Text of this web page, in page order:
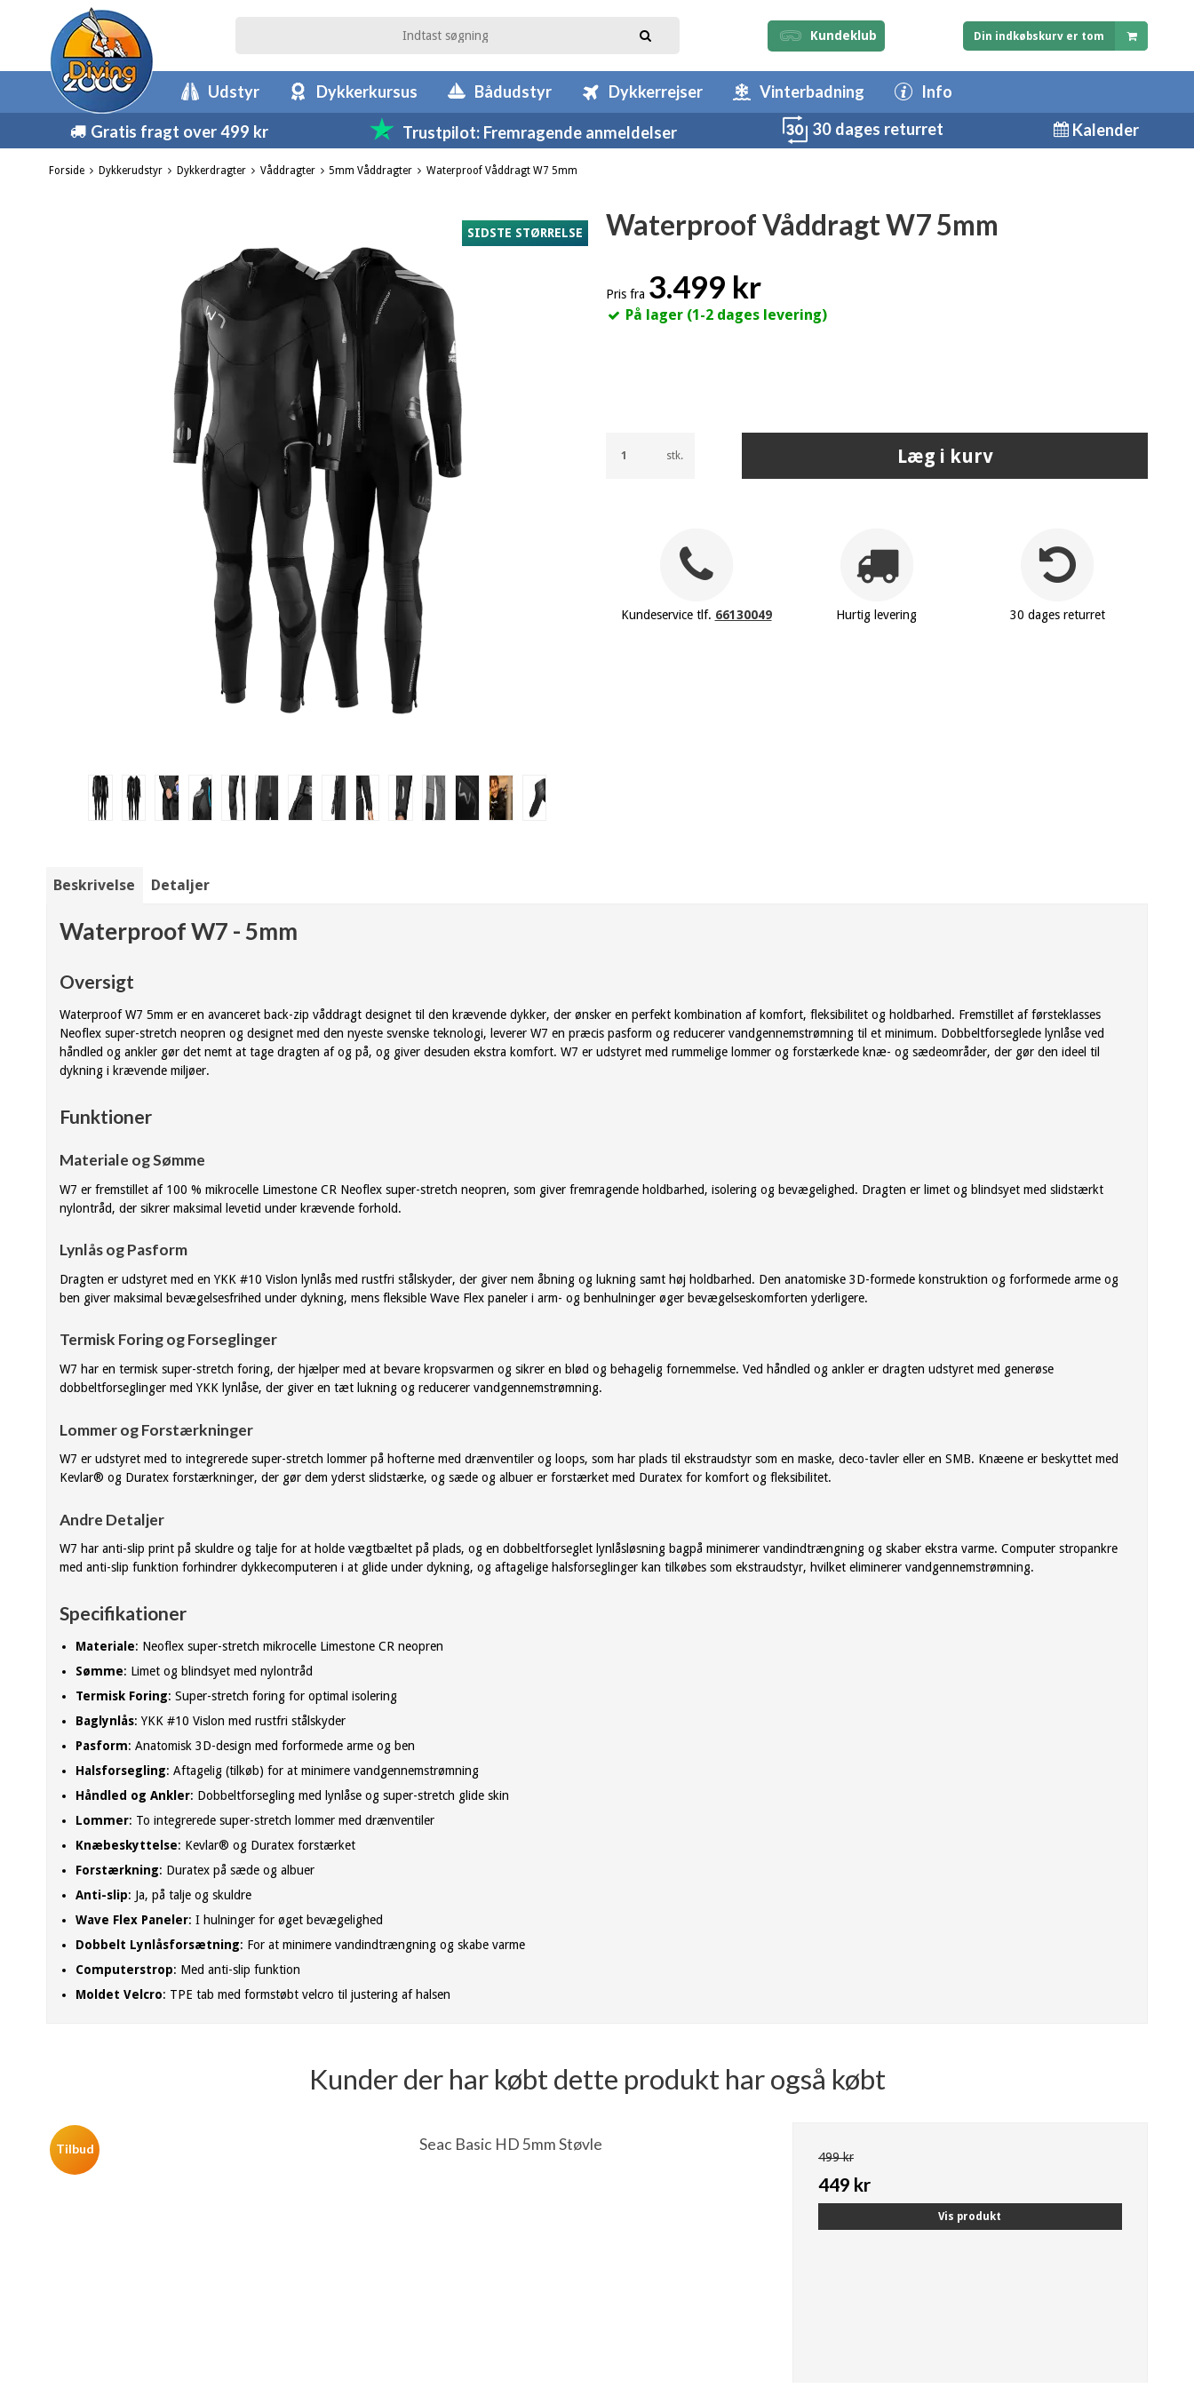
Kundeklub Din indkøbskurv er tom
Udstyr Dykkerkursus Bådudstyr Dykkerrejser Vinterbadning Info
Gratis fragt over 499 kr Trustpilot: Fremragende anmeldelser 30 dages returret Kalender
Forside Dykkerudstyr Dykkerdragter Våddragter 5mm Våddragter Waterproof Våddragt W7 5mm
SIDSTE STØRRELSE Waterproof Våddragt W7 5mm
Pris fra 3.499 kr
På lager (1-2 dages levering)
stk. Læg i kurv
Kundeservice tlf. 66130049 Hurtig levering 30 dages returret
Beskrivelse Detaljer
Waterproof W7 - 5mm
Oversigt
Waterproof W7 5mm er en avanceret back-zip våddragt designet til den krævende dykker, der ønsker en perfekt kombination af komfort, fleksibilitet og holdbarhed. Fremstillet af førsteklasses
Neoflex super-stretch neopren og designet med den nyeste svenske teknologi, leverer W7 en præcis pasform og reducerer vandgennemstrømning til et minimum. Dobbeltforseglede lynlåse ved
håndled og ankler gør det nemt at tage dragten af og på, og giver desuden ekstra komfort. W7 er udstyret med rummelige lommer og forstærkede knæ- og sædeområder, der gør den ideel til
dykning i krævende miljøer.
Funktioner
Materiale og Sømme
W7 er fremstillet af 100 % mikrocelle Limestone CR Neoflex super-stretch neopren, som giver fremragende holdbarhed, isolering og bevægelighed. Dragten er limet og blindsyet med slidstærkt
nylontråd, der sikrer maksimal levetid under krævende forhold.
Lynlås og Pasform
Dragten er udstyret med en YKK #10 Vislon lynlås med rustfri stålskyder, der giver nem åbning og lukning samt høj holdbarhed. Den anatomiske 3D-formede konstruktion og forformede arme og
ben giver maksimal bevægelsesfrihed under dykning, mens fleksible Wave Flex paneler i arm- og benhulninger øger bevægelseskomforten yderligere.
Termisk Foring og Forseglinger
W7 har en termisk super-stretch foring, der hjælper med at bevare kropsvarmen og sikrer en blød og behagelig fornemmelse. Ved håndled og ankler er dragten udstyret med generøse
dobbeltforseglinger med YKK lynlåse, der giver en tæt lukning og reducerer vandgennemstrømning.
Lommer og Forstærkninger
W7 er udstyret med to integrerede super-stretch lommer på hofterne med drænventiler og loops, som har plads til ekstraudstyr som en maske, deco-tavler eller en SMB. Knæene er beskyttet med
Kevlar® og Duratex forstærkninger, der gør dem yderst slidstærke, og sæde og albuer er forstærket med Duratex for komfort og fleksibilitet.
Andre Detaljer
W7 har anti-slip print på skuldre og talje for at holde vægtbæltet på plads, og en dobbeltforseglet lynlåsløsning bagpå minimerer vandindtrængning og skaber ekstra varme. Computer stropankre
med anti-slip funktion forhindrer dykkecomputeren i at glide under dykning, og aftagelige halsforseglinger kan tilkøbes som ekstraudstyr, hvilket eliminerer vandgennemstrømning.
Specifikationer
Materiale: Neoflex super-stretch mikrocelle Limestone CR neopren
Sømme: Limet og blindsyet med nylontråd
Termisk Foring: Super-stretch foring for optimal isolering
Baglynlås: YKK #10 Vislon med rustfri stålskyder
Pasform: Anatomisk 3D-design med forformede arme og ben
Halsforsegling: Aftagelig (tilkøb) for at minimere vandgennemstrømning
Håndled og Ankler: Dobbeltforsegling med lynlåse og super-stretch glide skin
Lommer: To integrerede super-stretch lommer med drænventiler
Knæbeskyttelse: Kevlar® og Duratex forstærket
Forstærkning: Duratex på sæde og albuer
Anti-slip: Ja, på talje og skuldre
Wave Flex Paneler: I hulninger for øget bevægelighed
Dobbelt Lynlåsforsætning: For at minimere vandindtrængning og skabe varme
Computerstrop: Med anti-slip funktion
Moldet Velcro: TPE tab med formstøbt velcro til justering af halsen
Kunder der har købt dette produkt har også købt
Tilbud Seac Basic HD 5mm Støvle
499 kr
449 kr
Vis produkt